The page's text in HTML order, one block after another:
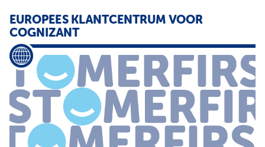
EUROPEES KLANTCENTRUM VOOR
COGNIZANT